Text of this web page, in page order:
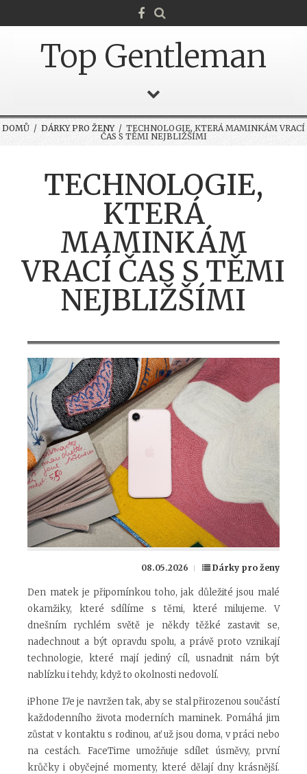
Top Gentleman
DOMŮ / DÁRKY PRO ŽENY/ TECHNOLOGIE, KTERÁ MAMINKÁM VRACÍ
ČAS S TĚMI NEJBLIŽŠÍMI
TECHNOLOGIE,
KTERÁ
MAMINKÁM
VRACÍ ČAS S TĚMI
NEJBLIŽŠÍMI
08.05.2026 Dárky pro ženy
Den matek je připomínkou toho, jak důležité jsou malé
okamžiky, které sdílíme s těmi, které milujeme. V
dnešním rychlém světě je někdy těžké zastavit se,
nadechnout a být opravdu spolu, a právě proto vznikají
technologie, které mají jediný cíl, usnadnit nám být
nablízku i tehdy, když to okolnosti nedovolí.
iPhone 17e je navržen tak, aby se stal přirozenou součástí
každodenního života moderních maminek. Pomáhá jim
zůstat v kontaktu s rodinou, ať už jsou doma, v práci nebo
na cestách. FaceTime umožňuje sdílet úsměvy, první
krůčky i obyčejné momenty, které dělají dny krásnější.